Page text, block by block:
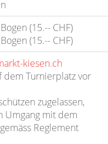
(15.-- CHF)
(15.-- CHF)
kiesen.ch
dem Turnierplatz vor
zugelassen,
Umgang mit dem
Reglement